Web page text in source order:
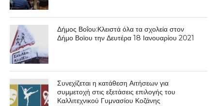
Δήμος Βοΐου:Κλειστά όλα τα σχολεία στον
Δήμο Βοϊου την Δευτέρα 18 Ιανουαρίου 2021
Συνεχίζεται η κατάθεση Αιτήσεων για
συμμετοχή στις εξετάσεις επιλογής του
Καλλιτεχνικού Γυμνασίου Κοζάνης